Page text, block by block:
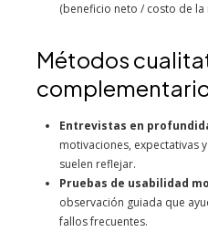
(beneficio neto / costo de la
Métodos
Entrevistas en
motivaciones, expectativas
suelen reflejar.
Pruebas de usabilidad
observación guiada que
fallos frecuentes.